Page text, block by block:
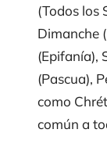
(Todos los
Dimanche
(Epifanía),
(Pascua),
como
común a